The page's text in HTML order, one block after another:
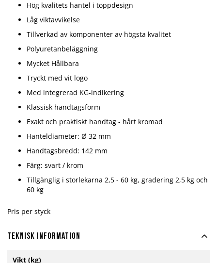
Hög kvalitets hantel i toppdesign
Låg viktavvikelse
Tillverkad av komponenter av högsta kvalitet
Polyuretanbeläggning
Mycket Hållbara
Tryckt med vit logo
Med integrerad KG-indikering
Klassisk handtagsform
Exakt och praktiskt handtag - hårt kromad
Hanteldiameter: Ø 32 mm
Handtagsbredd: 142 mm
Färg: svart / krom
Tillgänglig i storlekarna 2,5 - 60 kg, gradering 2,5 kg och
60 kg
Pris per styck
Teknisk information
Vikt (kg)